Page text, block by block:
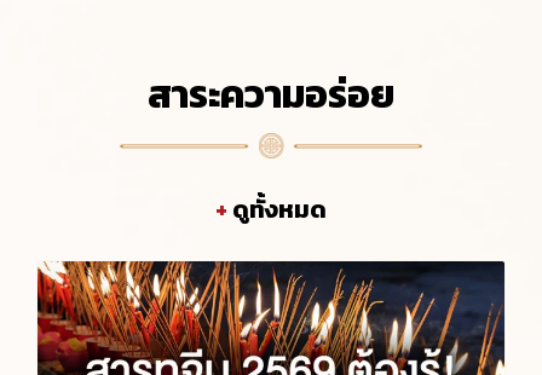
สาระความอร่อย
+ ดูทั้งหมด